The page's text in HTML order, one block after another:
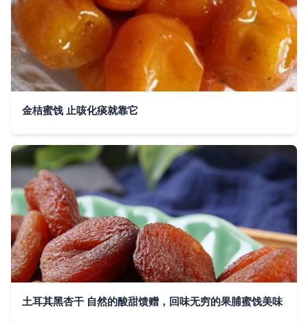
金桔蜜饯 止咳化痰就靠它
土耳其黑杏干 自然的酸甜馈赠，回味无穷的果脯蜜饯美味